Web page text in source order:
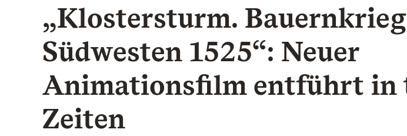
„Klostersturm.
Südwesten 1525“: Neuer
Animationsfilm entführt in
Zeiten